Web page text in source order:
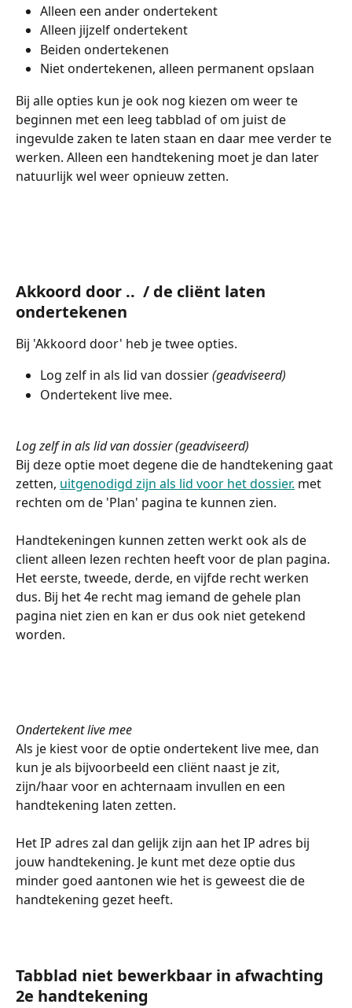
Alleen een ander ondertekent
Alleen jijzelf ondertekent
Beiden ondertekenen
Niet ondertekenen, alleen permanent opslaan
Bij alle opties kun je ook nog kiezen om weer te
beginnen met een leeg tabblad of om juist de
ingevulde zaken te laten staan en daar mee verder te
werken. Alleen een handtekening moet je dan later
natuurlijk wel weer opnieuw zetten.
Akkoord door ..  / de cliënt laten
ondertekenen
Bij 'Akkoord door' heb je twee opties.
Log zelf in als lid van dossier (geadviseerd)
Ondertekent live mee.
Log zelf in als lid van dossier (geadviseerd)
Bij deze optie moet degene die de handtekening gaat
zetten, uitgenodigd zijn als lid voor het dossier. met
rechten om de 'Plan' pagina te kunnen zien.
Handtekeningen kunnen zetten werkt ook als de
client alleen lezen rechten heeft voor de plan pagina.
Het eerste, tweede, derde, en vijfde recht werken
dus. Bij het 4e recht mag iemand de gehele plan
pagina niet zien en kan er dus ook niet getekend
worden.
Ondertekent live mee
Als je kiest voor de optie ondertekent live mee, dan
kun je als bijvoorbeeld een cliënt naast je zit,
zijn/haar voor en achternaam invullen en een
handtekening laten zetten.
Het IP adres zal dan gelijk zijn aan het IP adres bij
jouw handtekening. Je kunt met deze optie dus
minder goed aantonen wie het is geweest die de
handtekening gezet heeft.
Tabblad niet bewerkbaar in afwachting
2e handtekening